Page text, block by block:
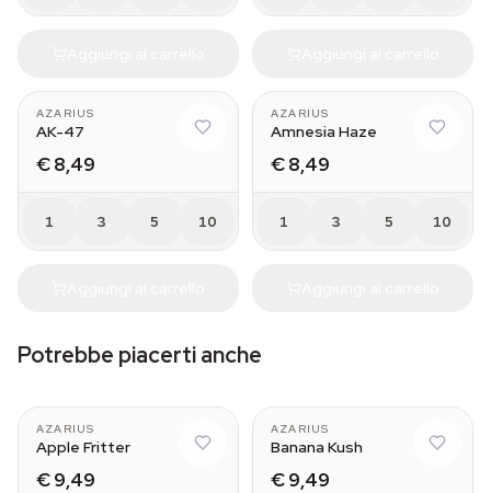
AZARIUS
AK-47
€ 8,49
1 3 5 10
AZARIUS
Amnesia Haze
€ 8,49
1 3 5 10
Potrebbe piacerti anche
AZARIUS
Apple Fritter
€ 9,49
AZARIUS
Banana Kush
€ 9,49